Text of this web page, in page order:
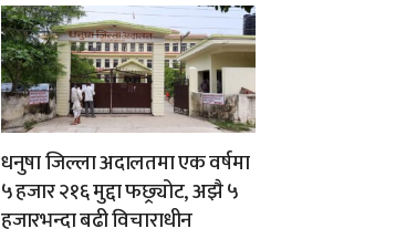
धनुषा जिल्ला अदालतमा एक वर्षमा
५ हजार २१६ मुद्दा फछ्र्योट, अझै ५
हजारभन्दा बढी विचाराधीन